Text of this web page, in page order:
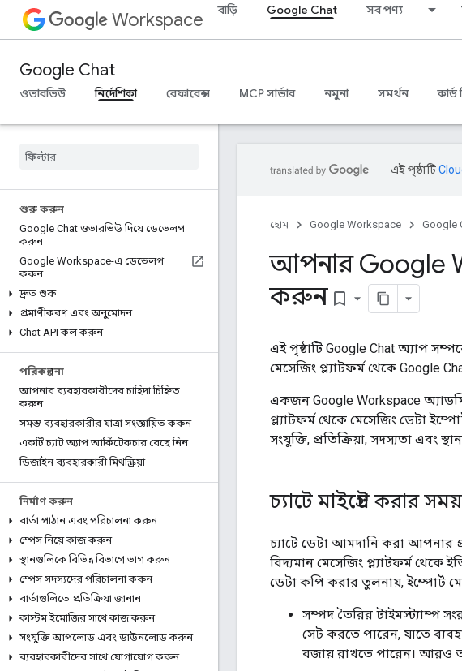
Workspace বাড়ি Google Chat সব পণ্য
Google Chat
ওভারভিউ নির্দেশিকা রেফারেন্স MCP সার্ভার নমুনা সমর্থন কার্ড
শুরু করুন
Google Chat ওভারভিউ দিয়ে ডেভেলপ
করুন
Google Workspace-এ ডেভেলপ
করুন
দ্রুত শুরু
প্রমাণীকরণ এবং অনুমোদন
Chat API কল করুন
পরিকল্পনা
আপনার ব্যবহারকারীদের চাহিদা চিহ্নিত
করুন
সমস্ত ব্যবহারকারীর যাত্রা সংজ্ঞায়িত করুন
একটি চ্যাট অ্যাপ আর্কিটেকচার বেছে নিন
ডিজাইন ব্যবহারকারী মিথস্ক্রিয়া
নির্মাণ করুন
বার্তা পাঠান এবং পরিচালনা করুন
স্পেস নিয়ে কাজ করুন
স্থানগুলিকে বিভিন্ন বিভাগে ভাগ করুন
স্পেস সদস্যদের পরিচালনা করুন
বার্তাগুলিতে প্রতিক্রিয়া জানান
কাস্টম ইমোজির সাথে কাজ করুন
সংযুক্তি আপলোড এবং ডাউনলোড করুন
ব্যবহারকারীদের সাথে যোগাযোগ করুন
এই পৃষ্ঠাটি
হোম Google Workspace Google
আপনার Google
করুন bookmark_border
এই পৃষ্ঠাটি Google Chat অ্যাপ
মেসেজিং প্ল্যাটফর্ম থেকে Google
একজন Google Workspace
প্ল্যাটফর্ম থেকে মেসেজিং ডেটা
সংযুক্তি, প্রতিক্রিয়া, সদস্যতা এবং
চ্যাটে মাইগ্রেট করার
চ্যাটে ডেটা আমদানি করা আপনার
বিদ্যমান মেসেজিং প্ল্যাটফর্ম থেকে
ডেটা কপি করার তুলনায়, ইম্পোর্ট
সম্পদ তৈরির টাইমস্ট্যাম্প
সেট করতে পারেন, যাতে
বজায় রাখতে পারেন। আরও